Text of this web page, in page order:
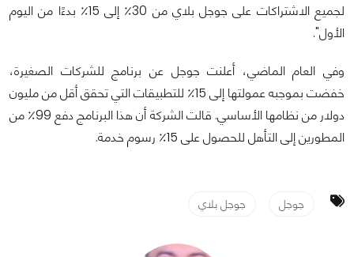
لجميع الاشتراكات على جوجل بلاي من 30٪ إلى 15٪ بدءًا من اليوم
الأول".
وفي العام الماضي، أعلنت جوجل عن برنامج للشركات الصغيرة،
خفضت بموجبه عمولتها إلى 15٪ للتطبيقات التي تحقق أقل من مليون
دولار من نظامها الأساسي. قالت الشركة أن هذا البرنامج دفع 99٪ من
المطورين إلى التأهل للحصول على 15٪ رسوم خدمة.
جوجل جوجل بلاي